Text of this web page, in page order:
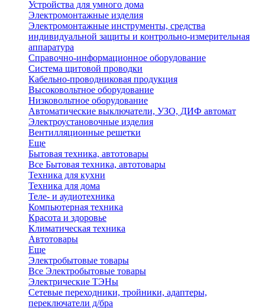
Устройства для умного дома
Электромонтажные изделия
Электромонтажные инструменты, средства
индивидуальной защиты и контрольно-измерительная
аппаратура
Справочно-информационное оборудование
Система щитовой проводки
Кабельно-проводниковая продукция
Высоковольтное оборудование
Низковольтное оборудование
Автоматические выключатели, УЗО, ДИФ автомат
Электроустановочные изделия
Вентилляционные решетки
Еще
Бытовая техника, автотовары
Все Бытовая техника, автотовары
Техника для кухни
Техника для дома
Теле- и аудиотехника
Компьютерная техника
Красота и здоровье
Климатическая техника
Автотовары
Еще
Электробытовые товары
Все Электробытовые товары
Электрические ТЭНы
Сетевые переходники, тройники, адаптеры,
переключатели д/бра